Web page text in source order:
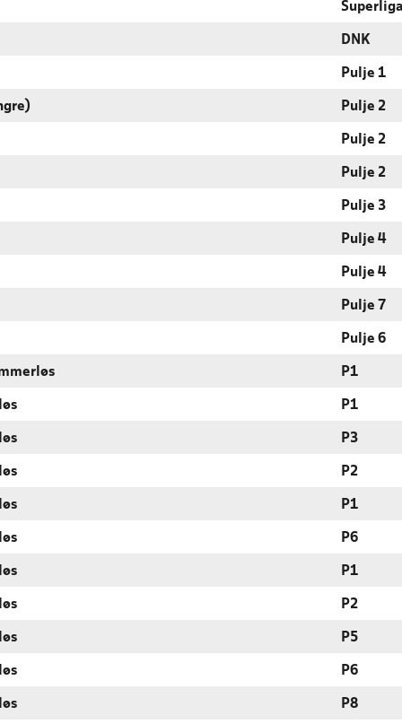
DNK
Pulje 1
Pulje 2
Pulje 2
Pulje 2
Pulje 3
Pulje 4
Pulje 4
Pulje 7
Pulje 6
P1
P1
P3
P2
P1
P6
P1
P2
P5
P6
P8